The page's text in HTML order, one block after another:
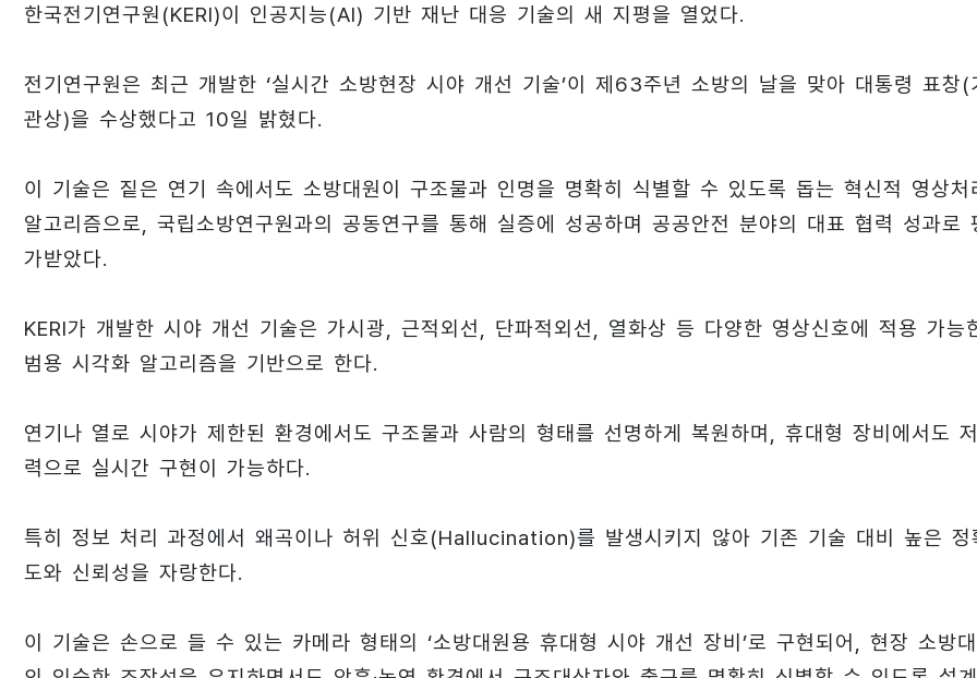
한국전기연구원(KERI)이 인공지능(AI) 기반 재난 대응 기술의 새 지평을 열었다.
전기연구원은 최근 개발한 ‘실시간 소방현장 시야 개선 기술’이 제63주년 소방의 날을 맞아 대통령 표창(
관상)을 수상했다고 10일 밝혔다.
이 기술은 짙은 연기 속에서도 소방대원이 구조물과 인명을 명확히 식별할 수 있도록 돕는 혁신적 영상처
알고리즘으로, 국립소방연구원과의 공동연구를 통해 실증에 성공하며 공공안전 분야의 대표 협력 성과로
가받았다.
KERI가 개발한 시야 개선 기술은 가시광, 근적외선, 단파적외선, 열화상 등 다양한 영상신호에 적용 가능
범용 시각화 알고리즘을 기반으로 한다.
연기나 열로 시야가 제한된 환경에서도 구조물과 사람의 형태를 선명하게 복원하며, 휴대형 장비에서도
력으로 실시간 구현이 가능하다.
특히 정보 처리 과정에서 왜곡이나 허위 신호(Hallucination)를 발생시키지 않아 기존 기술 대비 높은 정
도와 신뢰성을 자랑한다.
이 기술은 손으로 들 수 있는 카메라 형태의 ‘소방대원용 휴대형 시야 개선 장비’로 구현되어, 현장 소방